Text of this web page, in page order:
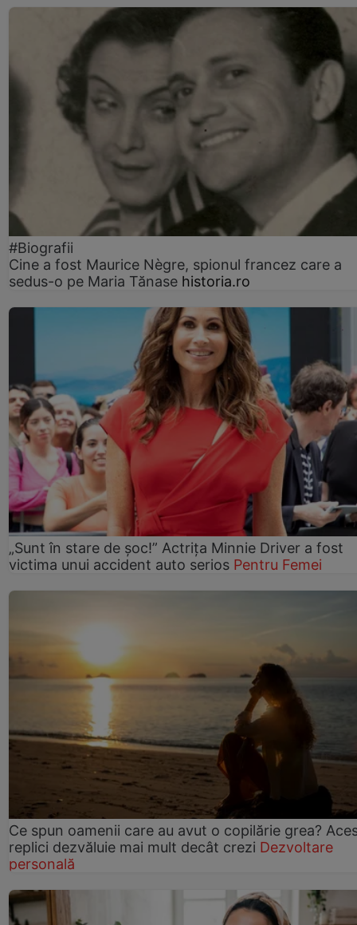
#Biografii
Cine a fost Maurice Nègre, spionul francez care a
sedus-o pe Maria Tănase historia.ro
„Sunt în stare de șoc!” Actrița Minnie Driver a fost
victima unui accident auto serios Pentru Femei
Ce spun oamenii care au avut o copilărie grea?
replici dezvăluie mai mult decât crezi Dezvoltare
personală